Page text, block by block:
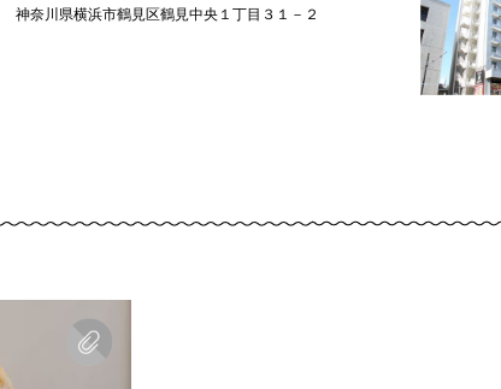
神奈川県横浜市鶴見区鶴見中央１丁目３１－２